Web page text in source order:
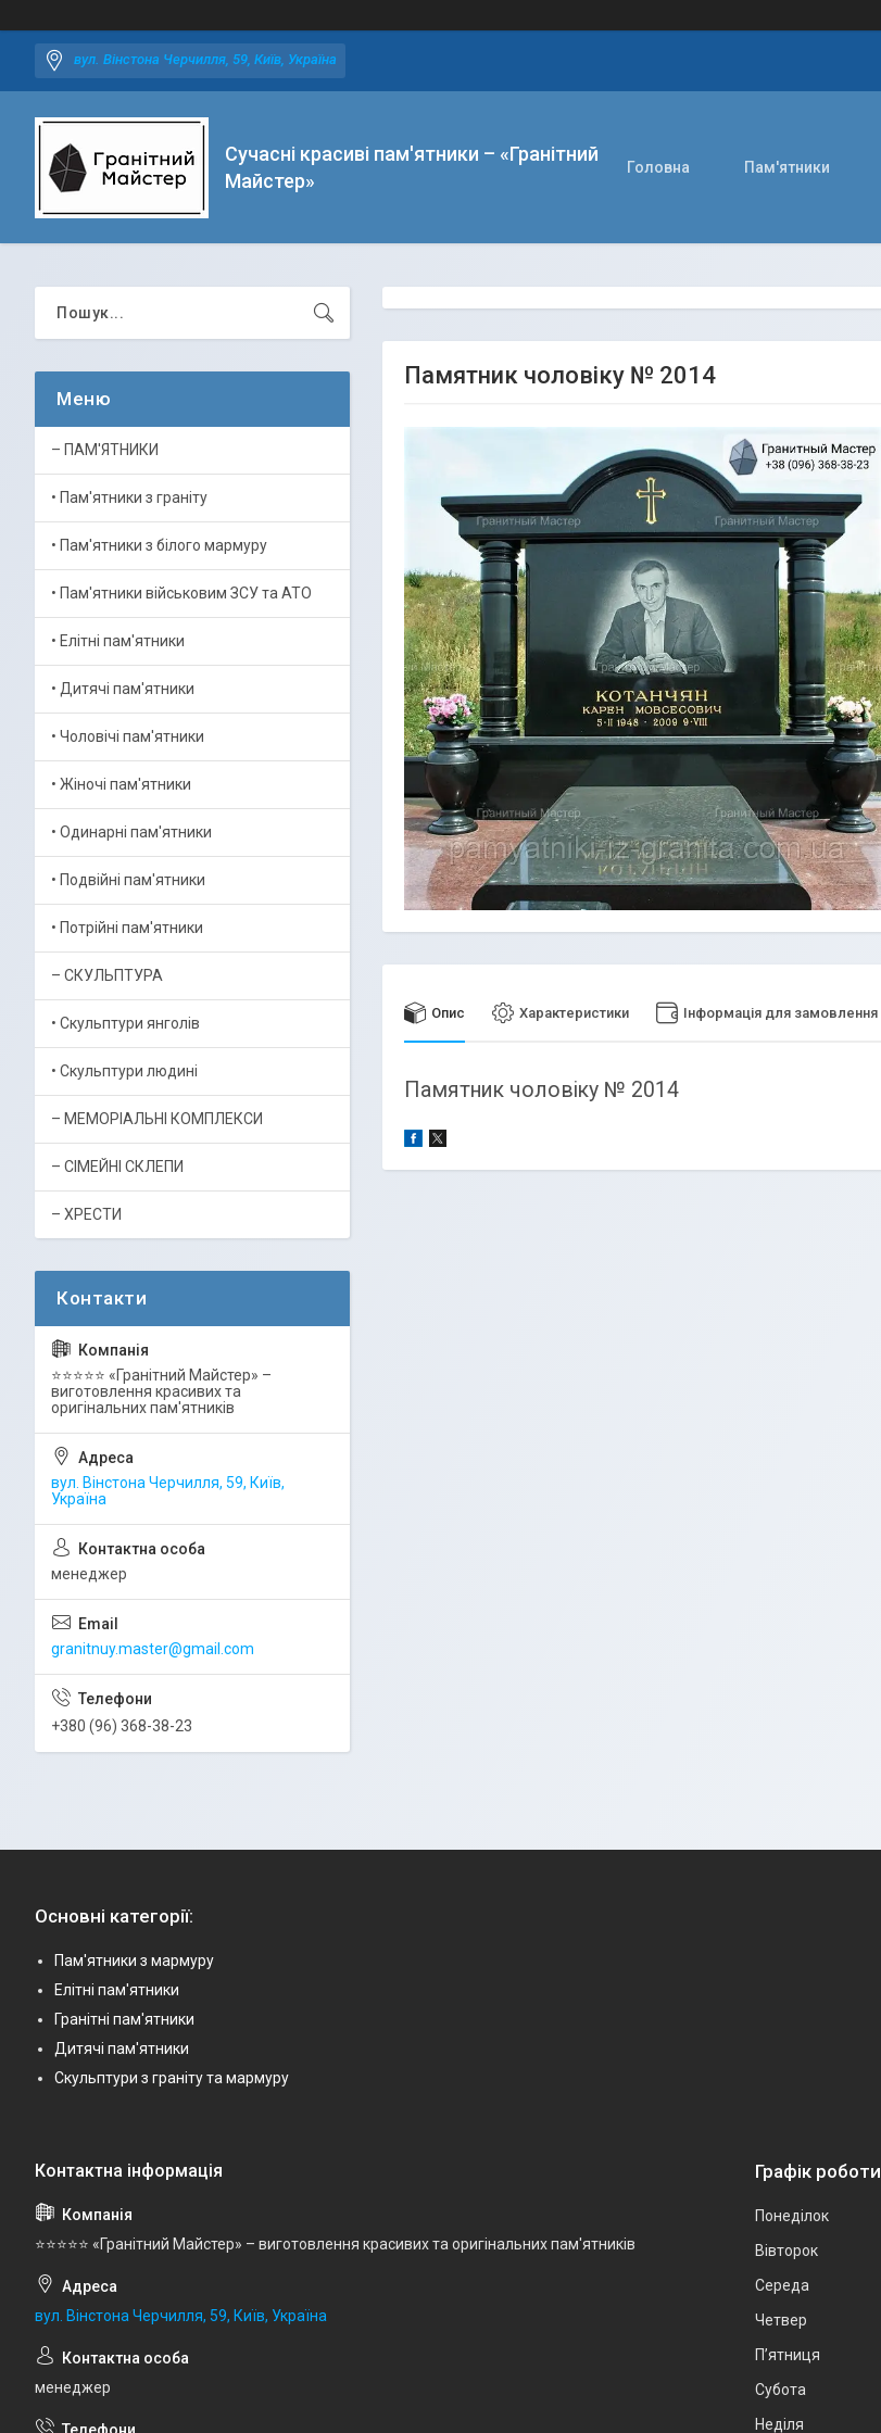
вул. Вінстона Черчилля, 59, Київ, Україна
Сучасні красиві пам'ятники – «Гранітний
Майстер»
Головна Пам'ятники
Памятник чоловіку № 2014
Опис Характеристики Інформація для замовлення
Памятник чоловіку № 2014
– ПАМ'ЯТНИКИ
• Пам'ятники з граніту
• Пам'ятники з білого мармуру
• Пам'ятники військовим ЗСУ та АТО
• Елітні пам'ятники
• Дитячі пам'ятники
• Чоловічі пам'ятники
• Жіночі пам'ятники
• Одинарні пам'ятники
• Подвійні пам'ятники
• Потрійні пам'ятники
– СКУЛЬПТУРА
• Скульптури янголів
• Скульптури людині
– МЕМОРІАЛЬНІ КОМПЛЕКСИ
– СІМЕЙНІ СКЛЕПИ
– ХРЕСТИ
⭐⭐⭐⭐⭐ «Гранітний Майстер» –
виготовлення красивих та
оригінальних пам'ятників
вул. Вінстона Черчилля, 59, Київ,
Україна
менеджер
granitnuy.master@gmail.com
+380 (96) 368-38-23
Основні категорії:
Пам'ятники з мармуру
Елітні пам'ятники
Гранітні пам'ятники
Дитячі пам'ятники
Скульптури з граніту та мармуру
⭐⭐⭐⭐⭐ «Гранітний Майстер» – виготовлення красивих та оригінальних пам'ятників
вул. Вінстона Черчилля, 59, Київ, Україна
менеджер
Графік роботи
Понеділок
Вівторок
Середа
Четвер
Пʼятниця
Субота
Неділя